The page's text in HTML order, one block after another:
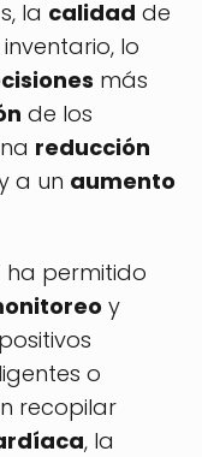
la calidad de
lo
más
de los
reducción
a un aumento
ha permitido
y
o
recopilar
, la